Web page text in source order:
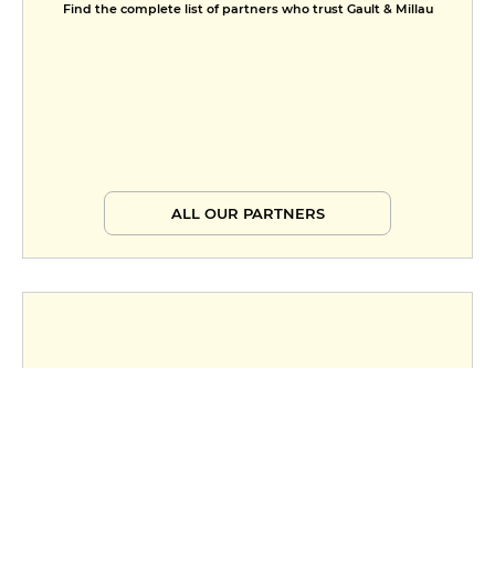
Find the complete list of partners who trust Gault & Millau
ALL OUR PARTNERS